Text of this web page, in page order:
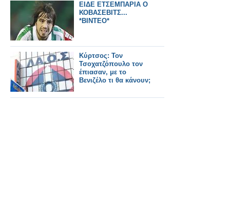
ΕΙΔΕ ΕΤΣΕΜΠΑΡΙΑ Ο
ΚΟΒΑΣΕΒΙΤΣ...
*ΒΙΝΤΕΟ*
Κύρτσος: Τον
Τσοχατζόπουλο τον
έπιασαν, με το
Βενιζέλο τι θα κάνουν;